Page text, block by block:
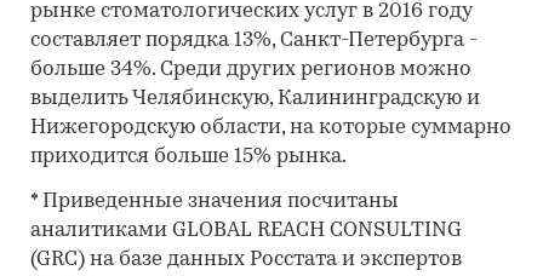
рынке стоматологических услуг в 2016 году
составляет порядка 13%, Санкт-Петербурга -
больше 34%. Среди других регионов можно
выделить Челябинскую, Калининградскую и
Нижегородскую области, на которые суммарно
приходится больше 15% рынка.
* Приведенные значения посчитаны
аналитиками GLOBAL REACH CONSULTING
(GRC) на базе данных Росстата и экспертов